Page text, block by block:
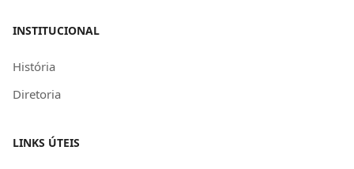
INSTITUCIONAL
História
Diretoria
LINKS ÚTEIS